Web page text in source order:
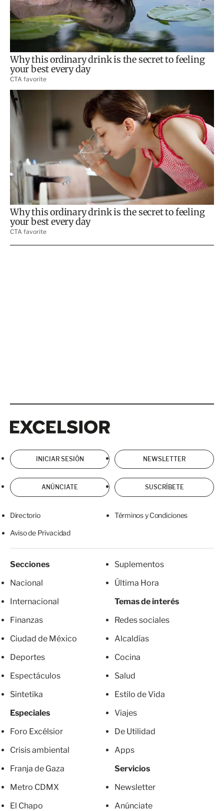
INICIAR SESIÓN NEWSLETTER
ANÚNCIATE SUSCRÍBETE
Directorio Términos y Condiciones
Aviso de Privacidad
Secciones
Nacional
Internacional
Finanzas
Ciudad de México
Deportes
Espectáculos
Sintetika
Especiales
Foro Excélsior
Crisis ambiental
Franja de Gaza
Metro CDMX
El Chapo
Suplementos
Última Hora
Temas de interés
Redes sociales
Alcaldías
Cocina
Salud
Estilo de Vida
Viajes
De Utilidad
Apps
Servicios
Newsletter
Anúnciate